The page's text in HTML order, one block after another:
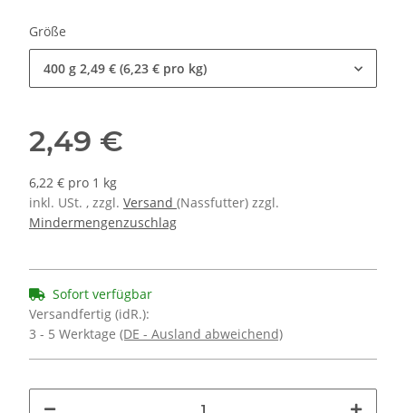
Größe
400 g 2,49 € (6,23 € pro kg)
2,49 €
6,22 € pro 1 kg
inkl. USt. , zzgl. Versand (Nassfutter) zzgl.
Mindermengenzuschlag
Sofort verfügbar
Versandfertig (idR.):
3 - 5 Werktage (DE - Ausland abweichend)